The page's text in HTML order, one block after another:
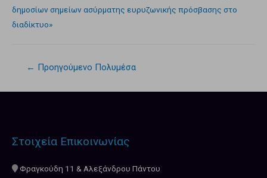
δημοσίων σημείων ασύρματης ευρυζωνικής πρόσβασης στο
διαδίκτυο»
← Προηγούμενο Πολυμέσα
Στοιχεία Επικοινωνίας
Φραγκούδη 11 & Αλεξάνδρου Πάντου